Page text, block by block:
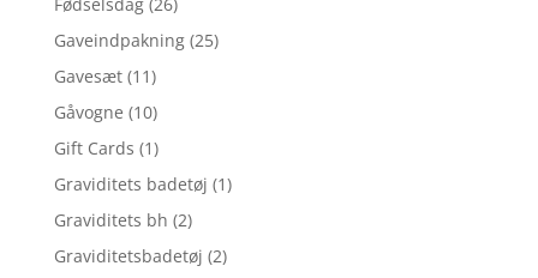
Gaveindpakning (25)
Gavesæt (11)
Gåvogne (10)
Gift Cards (1)
Graviditets badetøj (1)
Graviditets bh (2)
Graviditetsbadetøj (2)